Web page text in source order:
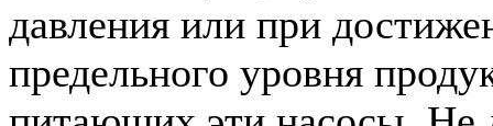
давления или при
предельного уровня